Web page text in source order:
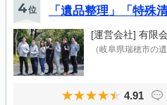
4位 「遺品整理」「特殊
[運営会社] 有限
（岐阜県瑞穂市の
4.91